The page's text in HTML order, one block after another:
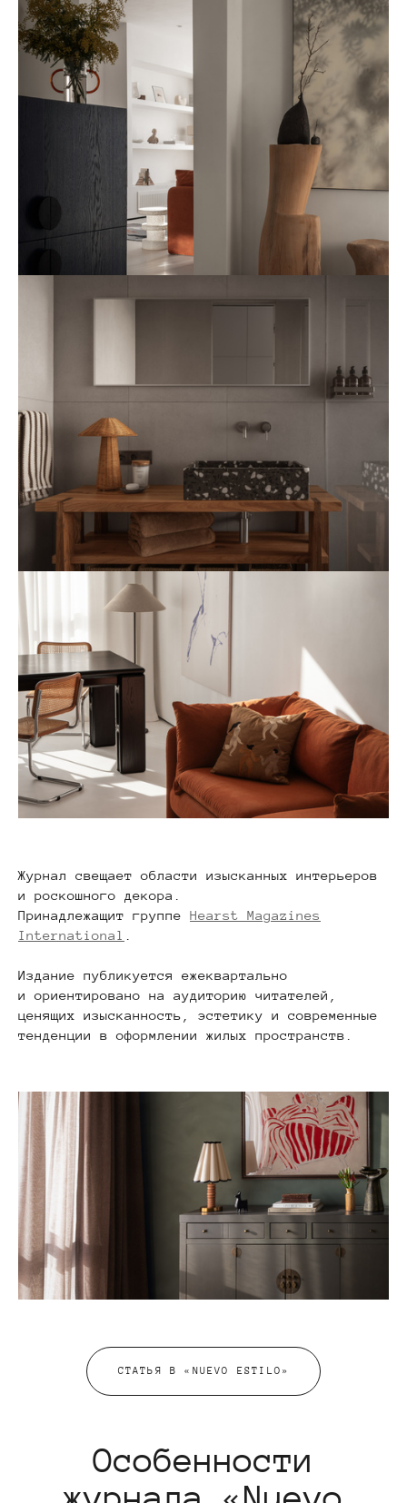
Журнал свещает области изысканных интерьеров
и роскошного декора.
Принадлежащит группе Hearst Magazines
International
Издание публикуется ежеквартально
и ориентировано на аудиторию читателей,
ценящих изысканность, эстетику и современные
тенденции в оформлении жилых пространств.
СТАТЬЯ В «NUEVO ESTILO»
Особенности